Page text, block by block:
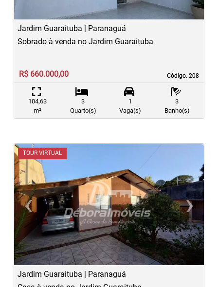
Jardim Guaraituba | Paranaguá
Código. 208
Código. 208
Sobrado à venda no Jardim Guaraituba
R$ 660.000,00
104,63
m²
3
Quarto(s)
1
Vaga(s)
3
Banho(s)
TOUR VIRTUAL
‹
Previous
›
Jardim Guaraituba | Paranaguá